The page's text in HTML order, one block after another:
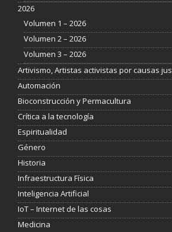
2026
Volumen 1 – 2026
Volumen 2 – 2026
Volumen 3 – 2026
Artivismo, Artistas activistas por causas
Automación
Bioconstrucción y Permacultura
Crítica a la tecnología
Espiritualidad
Género
Historia
Infraestructura Física
Inteligencia Artificial
IoT – Internet de las cosas
Medicina